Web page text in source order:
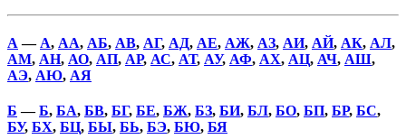
А — А, АА, АБ, АВ, АГ, АД, АЕ, АЖ, АЗ, АИ, АЙ, АК, АЛ,
АМ, АН, АО, АП, АР, АС, АТ, АУ, АФ, АХ, АЦ, АЧ, АШ,
АЭ, АЮ, АЯ
Б —Б, БА, БВ, БГ, БЕ, БЖ, БЗ, БИ, БЛ, БО, БП, БР, БС,
БУ, БХ, БЦ, БЫ, БЬ, БЭ, БЮ, БЯ